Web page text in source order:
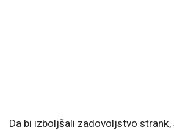
Da bi izboljšali zadovoljstvo strank,